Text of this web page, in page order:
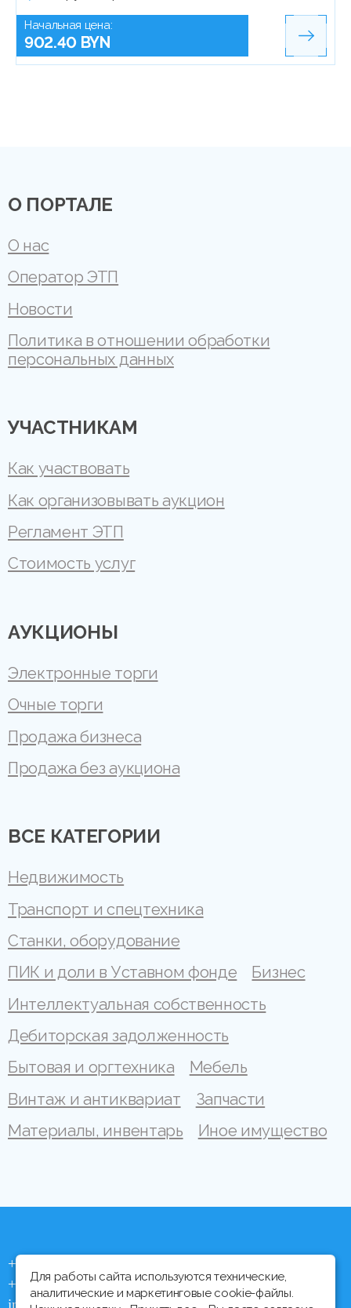
Начальная цена:
902.40 BYN
О ПОРТАЛЕ
О нас
Оператор ЭТП
Новости
Политика в отношении обработки
персональных данных
УЧАСТНИКАМ
Как участвовать
Как организовывать аукцион
Регламент ЭТП
Стоимость услуг
АУКЦИОНЫ
Электронные торги
Очные торги
Продажа бизнеса
Продажа без аукциона
ВСЕ КАТЕГОРИИ
Недвижимость
Транспорт и спецтехника
Станки, оборудование
ПИК и доли в Уставном фонде
Бизнес
Интеллектуальная собственность
Дебиторская задолженность
Бытовая и оргтехника
Мебель
Винтаж и антиквариат
Запчасти
Материалы, инвентарь
Иное имущество
+375 (44) 704 92 06
+375 (17) 373 21 33
info@ipmtorgi.by
Для работы сайта используются технические,
аналитические и маркетинговые cookie-файлы.